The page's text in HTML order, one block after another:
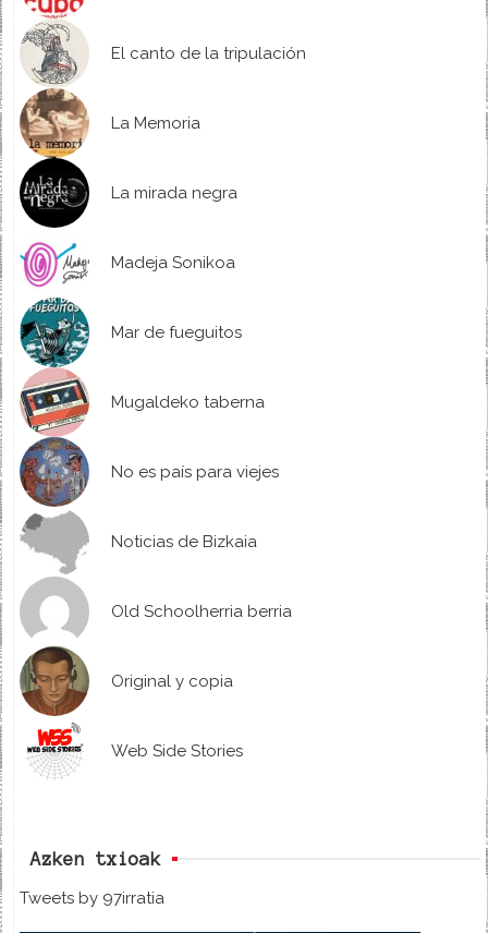
El canto de la tripulación
La Memoria
La mirada negra
Madeja Sonikoa
Mar de fueguitos
Mugaldeko taberna
No es país para viejes
Noticias de Bizkaia
Old Schoolherria berria
Original y copia
Web Side Stories
Azken txioak
Tweets by 97irratia